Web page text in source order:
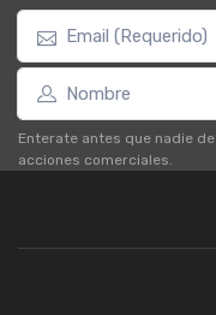
Enterate antes que nadie
acciones comerciales.